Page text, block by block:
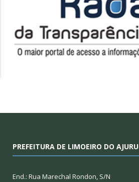
PREFEITURA DE LIMOEIRO DO AJURU
End.: Rua Marechal Rondon, S/N